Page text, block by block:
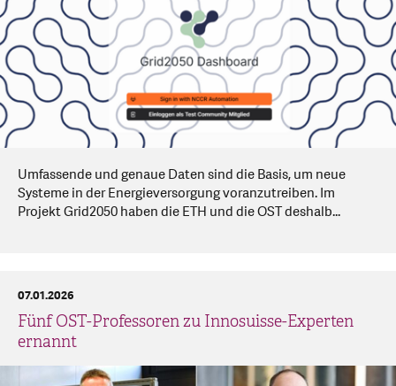
Umfassende und genaue Daten sind die Basis, um neue
Systeme in der Energieversorgung voranzutreiben. Im
Projekt Grid2050 haben die ETH und die OST deshalb...
Fünf OST-Professoren zu Innosuisse-Experten
ernannt
07.01.2026